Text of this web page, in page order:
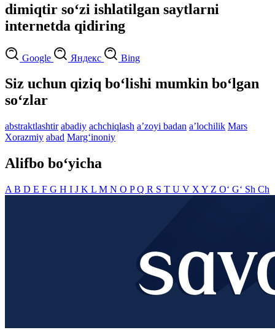
dimiqtir so‘zi ishlatilgan saytlarni
internetda qidiring
Google Яндекс Bing
Siz uchun qiziq bo‘lishi mumkin bo‘lgan
so‘zlar
abstraktlashtir abadiy achchiqlash aʼzoyi badan aʼlochilik Mars
Xorazmiy abad Marg‘inoniy
Alifbo bo‘yicha
A B D E F G H I J K L M N O PQ R S T U V X Y Z O‘ G‘ Sh Ch